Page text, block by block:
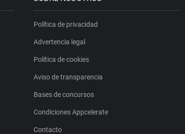
Política de privacidad
Advertencia legal
Política de cookies
Aviso de transparencia
Bases de concursos
Condiciones Appcelerate
Contacto